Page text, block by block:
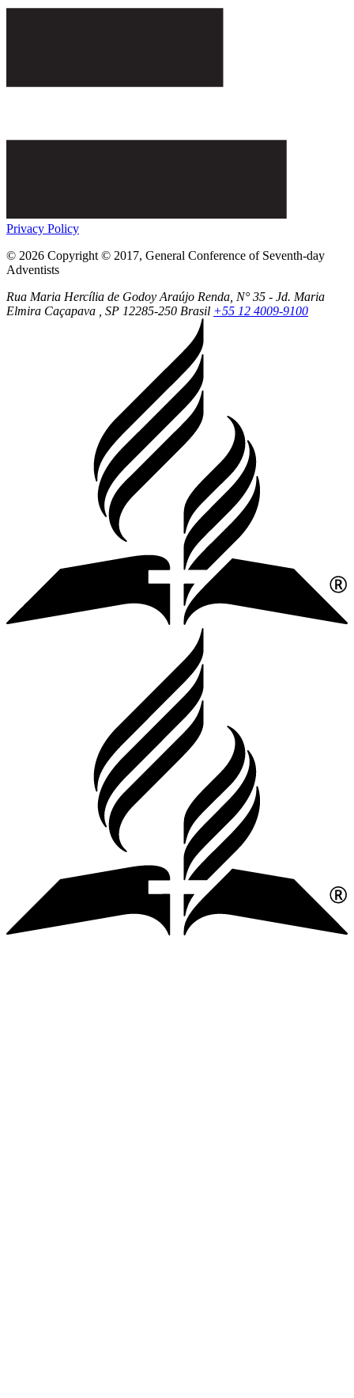
Privacy Policy
© 2026 Copyright © 2017, General Conference of Seventh-day
Adventists
Rua Maria Hercília de Godoy Araújo Renda, N° 35 - Jd. Maria
Elmira Caçapava , SP 12285-250 Brasil +55 12 4009-9100